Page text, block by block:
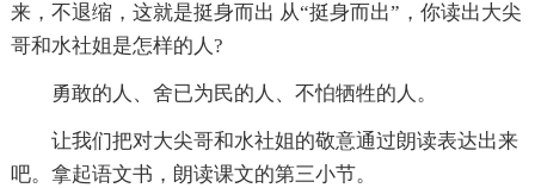
来，不退缩，这就是挺身而出 从“挺身而出”，你读出大尖
哥和水社姐是怎样的人?
勇敢的人、舍已为民的人、不怕牺牲的人。
让我们把对大尖哥和水社姐的敬意通过朗读表达出来
吧。拿起语文书，朗读课文的第三小节。